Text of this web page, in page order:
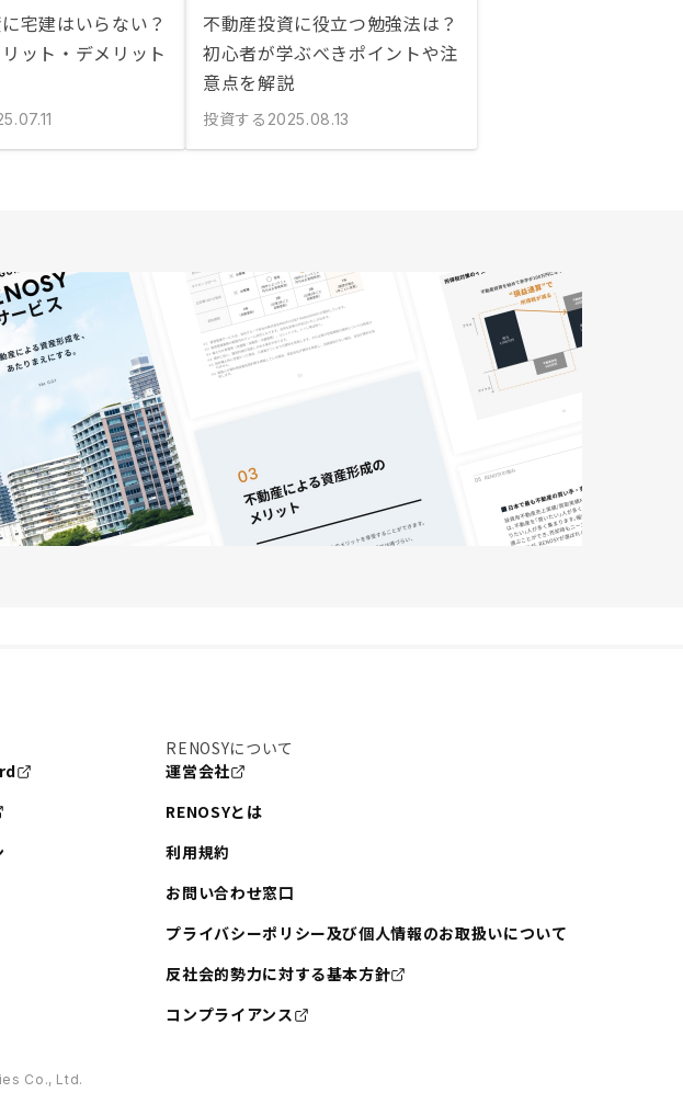
宅建はいらない？
ット・デメリット
不動産投資に役立つ勉強法は？
初心者が学ぶべきポイントや注
意点を解説
投資する 2025.08.13
RENOSYについて
運営会社
RENOSYとは
利用規約
お問い合わせ窓口
プライバシーポリシー及び個人情報のお取扱いについて
反社会的勢力に対する基本方針
コンプライアンス
Co., Ltd.